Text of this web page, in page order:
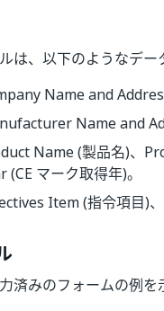
は、以下のようなデー
Name and
Name and
Name (製品名)、
(CE マーク取得年)。
Item (指令項目)
済みのフォームの例を